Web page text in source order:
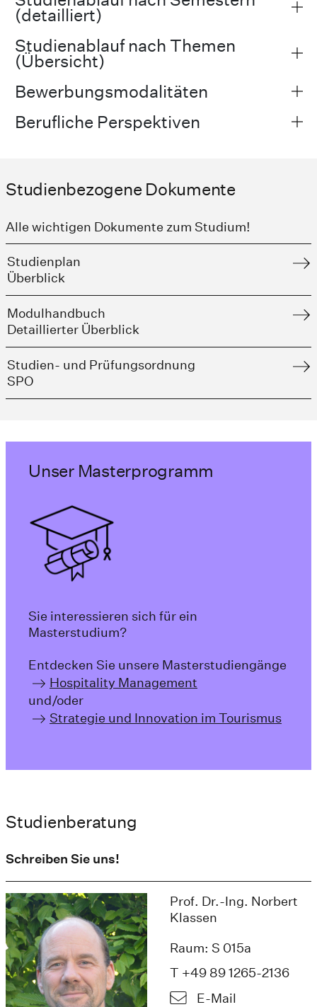
(detailliert)
Studienablauf nach Themen
(Übersicht)
Bewerbungsmodalitäten
Berufliche Perspektiven
Studienbezogene Dokumente
Alle wichtigen Dokumente zum Studium!
Studienplan
Überblick
Modulhandbuch
Detaillierter Überblick
Studien- und Prüfungsordnung
SPO
Unser Masterprogramm
Sie interessieren sich für ein
Masterstudium?
Entdecken Sie unsere Masterstudiengänge
Hospitality Management
und/oder
Strategie und Innovation im Tourismus
Studienberatung
Schreiben Sie uns!
Prof. Dr.-Ing. Norbert
Klassen
Raum: S 015a
T +49 89 1265-2136
E-Mail